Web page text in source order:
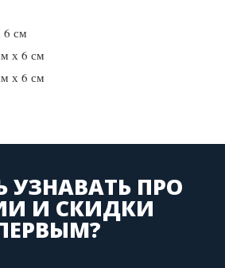
6 см
х 6 см
х 6 см
УЗНАВАТЬ ПРО
И СКИДКИ